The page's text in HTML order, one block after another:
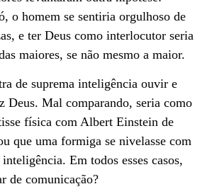
o homem se sentiria orgulhoso de
e ter Deus como interlocutor seria
maiores, se não mesmo a maior.
de suprema inteligência ouvir e
Deus. Mal comparando, seria como
física com Albert Einstein de
que uma formiga se nivelasse com
Em todos esses casos,
de comunicação?